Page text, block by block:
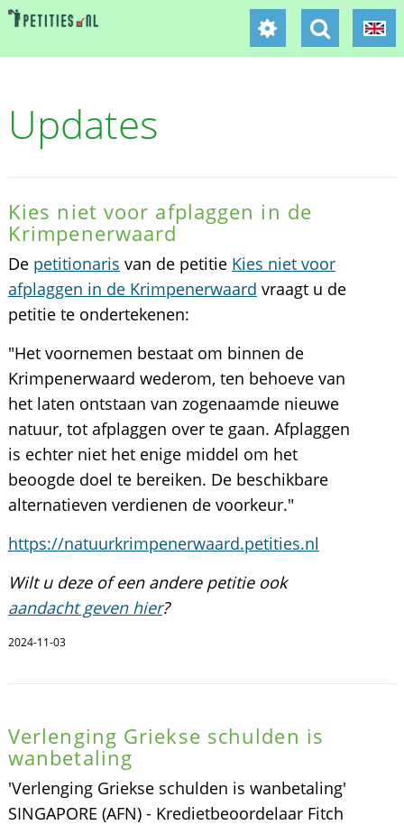
Updates
Kies niet voor afplaggen in de
Krimpenerwaard
De petitionaris van de petitie Kies niet voor
afplaggen in de Krimpenerwaard vraagt u de
petitie te ondertekenen:
"Het voornemen bestaat om binnen de
Krimpenerwaard wederom, ten behoeve van
het laten ontstaan van zogenaamde nieuwe
natuur, tot afplaggen over te gaan. Afplaggen
is echter niet het enige middel om het
beoogde doel te bereiken. De beschikbare
alternatieven verdienen de voorkeur."
https://natuurkrimpenerwaard.petities.nl
Wilt u deze of een andere petitie ook
aandacht geven hier?
2024-11-03
Verlenging Griekse schulden is
wanbetaling
'Verlenging Griekse schulden is wanbetaling'
SINGAPORE (AFN) - Kredietbeoordelaar Fitch